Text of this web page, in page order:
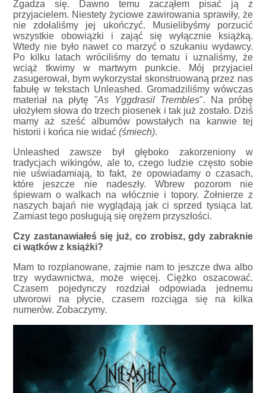
Zgadza się. Dawno temu zacząłem pisać ją z
przyjacielem. Niestety życiowe zawirowania sprawiły, że
nie zdołaliśmy jej ukończyć. Musielibyśmy porzucić
wszystkie obowiązki i zająć się wyłącznie książką.
Wtedy nie było nawet co marzyć o szukaniu wydawcy.
Po kilku latach wróciliśmy do tematu i uznaliśmy, że
wciąż tkwimy w martwym punkcie. Mój przyjaciel
zasugerował, bym wykorzystał skonstruowaną przez nas
fabułę w tekstach Unleashed. Gromadziliśmy wówczas
materiał na płytę "As Yggdrasil Trembles". Na próbę
ułożyłem słowa do trzech piosenek i tak już zostało. Dziś
mamy aż sześć albumów powstałych na kanwie tej
historii i końca nie widać(śmiech).
Unleashed zawsze był głęboko zakorzeniony w
tradycjach wikingów, ale to, czego ludzie często sobie
nie uświadamiają, to fakt, że opowiadamy o czasach,
które jeszcze nie nadeszły. Wbrew pozorom nie
śpiewam o walkach na włócznie i topory. Żołnierze z
naszych bajań nie wyglądają jak ci sprzed tysiąca lat.
Zamiast tego posługują się orężem przyszłości.
Czy zastanawiałeś się już, co zrobisz, gdy zabraknie
ci wątków z książki?
Mam to rozplanowane, zajmie nam to jeszcze dwa albo
trzy wydawnictwa, może więcej. Ciężko oszacować.
Czasem pojedynczy rozdział odpowiada jednemu
utworowi na płycie, czasem rozciąga się na kilka
numerów. Zobaczymy.